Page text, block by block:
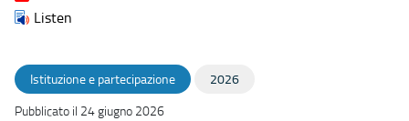
Listen
Istituzione e partecipazione
2026
Pubblicato il 24 giugno 2026